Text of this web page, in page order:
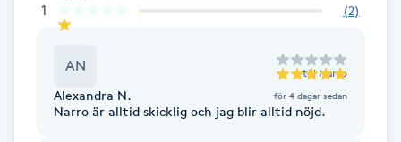
Hyaluronsyra
1 (2)
AN till Narro
Alexandra N. för 4 dagar sedan
Narro är alltid skicklig och jag blir alltid nöjd.